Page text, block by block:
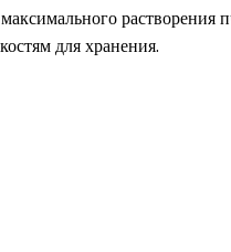
растворения
для хранения.